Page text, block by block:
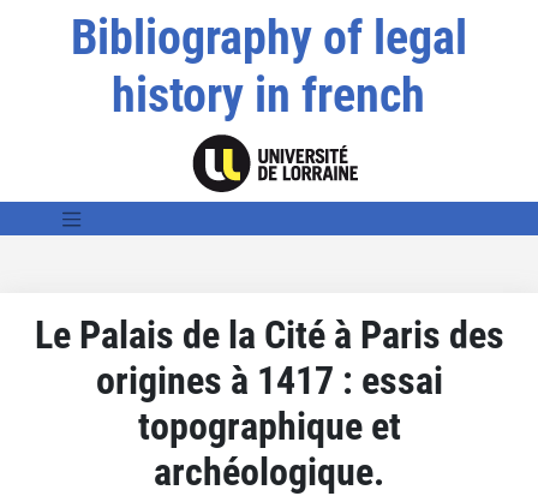
Bibliography of legal
history in french
Le Palais de la Cité à Paris des
origines à 1417 : essai
topographique et
archéologique.